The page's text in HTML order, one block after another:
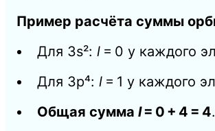
Пример расчёта суммы
Для 3s²: l = 0 у каждого
Для 3p⁴: l = 1 у каждого
Общая сумма l= 0 + 4 = 4.